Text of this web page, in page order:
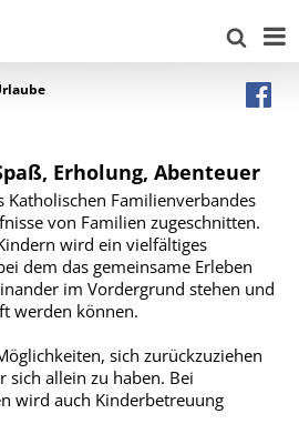
Erholung, Abenteuer
Katholischen Familienverbandes
von Familien zugeschnitten.
wird ein vielfältiges
dem das gemeinsame Erleben
im Vordergrund stehen und
werden können.
sich zurückzuziehen
sich allein zu haben. Bei
wird auch Kinderbetreuung